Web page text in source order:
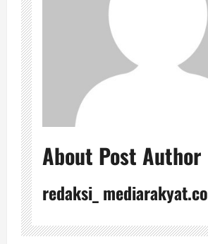
About Post Author
redaksi_ mediarakyat.co